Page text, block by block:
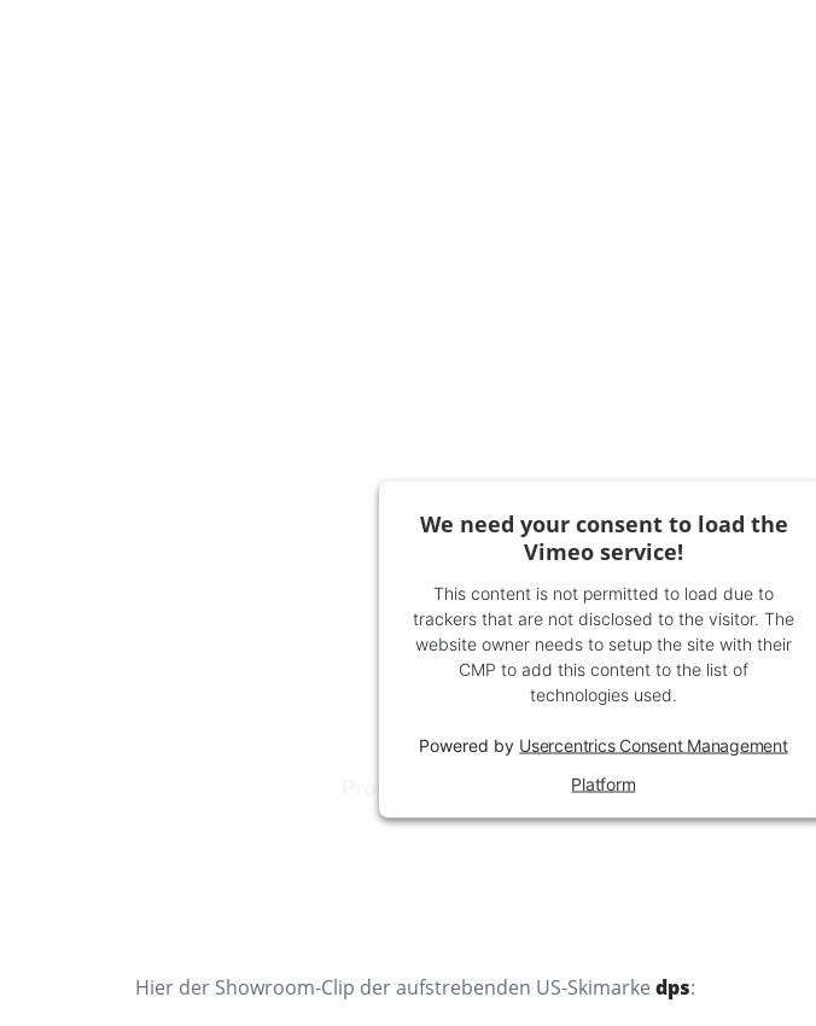
We need your consent to load the
Vimeo service!
This content is not permitted to load due to
trackers that are not disclosed to the visitor. The
website owner needs to setup the site with their
CMP to add this content to the list of
technologies used.
Powered by Usercentrics Consent Management
Platform
Hier der Showroom-Clip der aufstrebenden US-Skimarke dps: